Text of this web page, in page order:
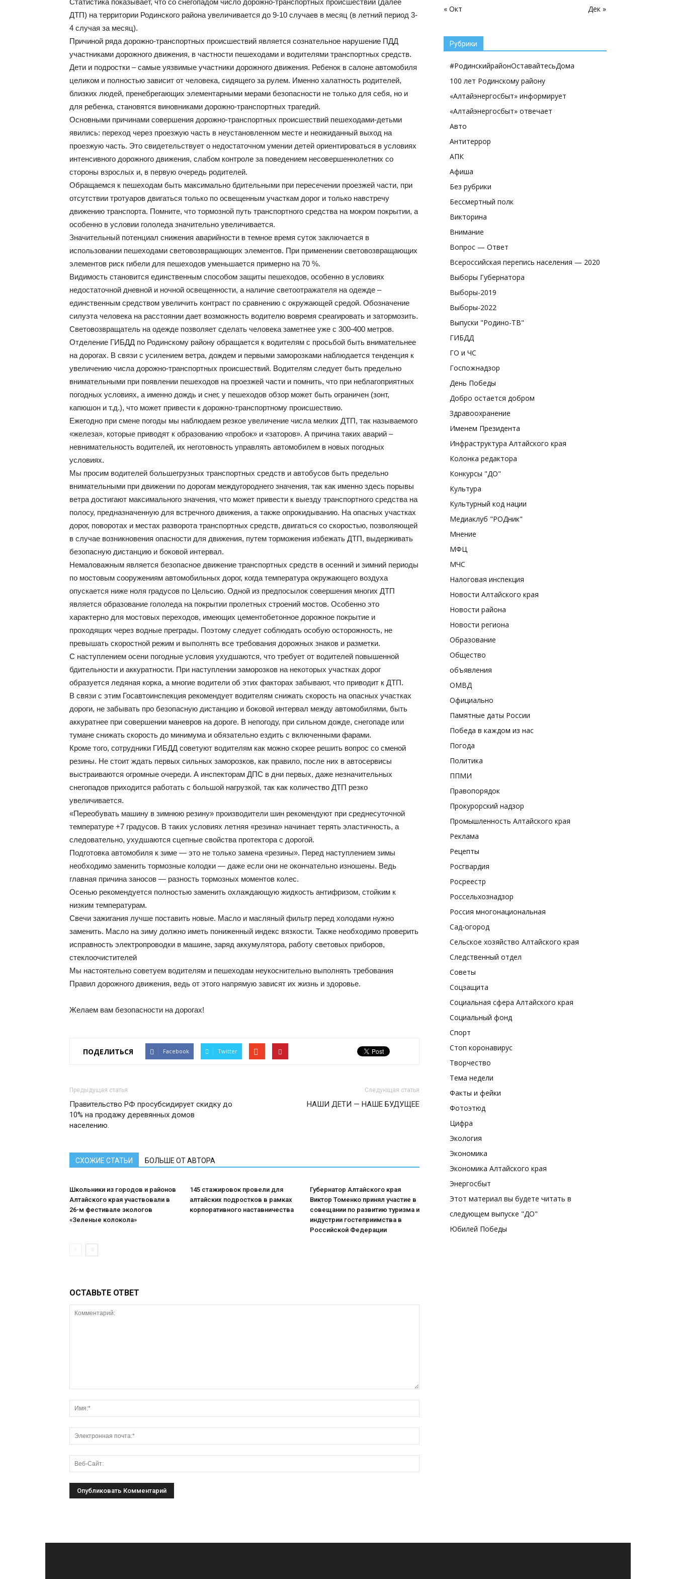
Статистика показывает, что со снегопадом число дорожно-транспортных происшествий (далее
ДТП) на территории Родинского района увеличивается до 9-10 случаев в месяц (в летний период 3-
4 случая за месяц).
Причиной ряда дорожно-транспортных происшествий является сознательное нарушение ПДД
участниками дорожного движения, в частности пешеходами и водителями транспортных средств.
Дети и подростки – самые уязвимые участники дорожного движения. Ребенок в салоне автомобиля
целиком и полностью зависит от человека, сидящего за рулем. Именно халатность родителей,
близких людей, пренебрегающих элементарными мерами безопасности не только для себя, но и
для ребенка, становятся виновниками дорожно-транспортных трагедий.
Основными причинами совершения дорожно-транспортных происшествий пешеходами-детьми
явились: переход через проезжую часть в неустановленном месте и неожиданный выход на
проезжую часть. Это свидетельствует о недостаточном умении детей ориентироваться в условиях
интенсивного дорожного движения, слабом контроле за поведением несовершеннолетних со
стороны взрослых и, в первую очередь родителей.
Обращаемся к пешеходам быть максимально бдительными при пересечении проезжей части, при
отсутствии тротуаров двигаться только по освещенным участкам дорог и только навстречу
движению транспорта. Помните, что тормозной путь транспортного средства на мокром покрытии, а
особенно в условии гололеда значительно увеличивается.
Значительный потенциал снижения аварийности в темное время суток заключается в
использовании пешеходами световозвращающих элементов. При применении световозвращающих
элементов риск гибели для пешеходов уменьшается примерно на 70 %.
Видимость становится единственным способом защиты пешеходов, особенно в условиях
недостаточной дневной и ночной освещенности, а наличие светоотражателя на одежде –
единственным средством увеличить контраст по сравнению с окружающей средой. Обозначение
силуэта человека на расстоянии дает возможность водителю вовремя среагировать и затормозить.
Световозвращатель на одежде позволяет сделать человека заметнее уже с 300-400 метров.
Отделение ГИБДД по Родинскому району обращается к водителям с просьбой быть внимательнее
на дорогах. В связи с усилением ветра, дождем и первыми заморозками наблюдается тенденция к
увеличению числа дорожно-транспортных происшествий. Водителям следует быть предельно
внимательными при появлении пешеходов на проезжей части и помнить, что при неблагоприятных
погодных условиях, а именно дождь и снег, у пешеходов обзор может быть ограничен (зонт,
капюшон и т.д.), что может привести к дорожно-транспортному происшествию.
Ежегодно при смене погоды мы наблюдаем резкое увеличение числа мелких ДТП, так называемого
«железа», которые приводят к образованию «пробок» и «заторов». А причина таких аварий –
невнимательность водителей, их неготовность управлять автомобилем в новых погодных
условиях.
Мы просим водителей большегрузных транспортных средств и автобусов быть предельно
внимательными при движении по дорогам междугороднего значения, так как именно здесь порывы
ветра достигают максимального значения, что может привести к выезду транспортного средства на
полосу, предназначенную для встречного движения, а также опрокидыванию. На опасных участках
дорог, поворотах и местах разворота транспортных средств, двигаться со скоростью, позволяющей
в случае возникновения опасности для движения, путем торможения избежать ДТП, выдерживать
безопасную дистанцию и боковой интервал.
Немаловажным является безопасное движение транспортных средств в осенний и зимний периоды
по мостовым сооружениям автомобильных дорог, когда температура окружающего воздуха
опускается ниже ноля градусов по Цельсию. Одной из предпосылок совершения многих ДТП
является образование гололеда на покрытии пролетных строений мостов. Особенно это
характерно для мостовых переходов, имеющих цементобетонное дорожное покрытие и
проходящих через водные преграды. Поэтому следует соблюдать особую осторожность, не
превышать скоростной режим и выполнять все требования дорожных знаков и разметки.
С наступлением осени погодные условия ухудшаются, что требует от водителей повышенной
бдительности и аккуратности. При наступлении заморозков на некоторых участках дорог
образуется ледяная корка, а многие водители об этих факторах забывают, что приводит к ДТП.
В связи с этим Госавтоинспекция рекомендует водителям снижать скорость на опасных участках
дороги, не забывать про безопасную дистанцию и боковой интервал между автомобилями, быть
аккуратнее при совершении маневров на дороге. В непогоду, при сильном дожде, снегопаде или
тумане снижать скорость до минимума и обязательно ездить с включенными фарами.
Кроме того, сотрудники ГИБДД советуют водителям как можно скорее решить вопрос со сменой
резины. Не стоит ждать первых сильных заморозков, как правило, после них в автосервисы
выстраиваются огромные очереди. А инспекторам ДПС в дни первых, даже незначительных
снегопадов приходится работать с большой нагрузкой, так как количество ДТП резко
увеличивается.
«Переобувать машину в зимнюю резину» производители шин рекомендуют при среднесуточной
температуре +7 градусов. В таких условиях летняя «резина» начинает терять эластичность, а
следовательно, ухудшаются сцепные свойства протектора с дорогой.
Подготовка автомобиля к зиме — это не только замена «резины». Перед наступлением зимы
необходимо заменить тормозные колодки — даже если они не окончательно изношены. Ведь
главная причина заносов — разность тормозных моментов колес.
Осенью рекомендуется полностью заменить охлаждающую жидкость антифризом, стойким к
низким температурам.
Свечи зажигания лучше поставить новые. Масло и масляный фильтр перед холодами нужно
заменить. Масло на зиму должно иметь пониженный индекс вязкости. Также необходимо проверить
исправность электропроводки в машине, заряд аккумулятора, работу световых приборов,
стеклоочистителей
Мы настоятельно советуем водителям и пешеходам неукоснительно выполнять требования
Правил дорожного движения, ведь от этого напрямую зависят их жизнь и здоровье.
Желаем вам безопасности на дорогах!
ПОДЕЛИТЬСЯ Facebook Twitter
Предыдущая статья
Правительство РФ просубсидирует скидку до
10% на продажу деревянных домов
населению.
Следующая статья
НАШИ ДЕТИ — НАШЕ БУДУЩЕЕ
СХОЖИЕ СТАТЬИ БОЛЬШЕ ОТ АВТОРА
Школьники из городов и районов
Алтайского края участвовали в
26-м фестивале экологов
«Зеленые колокола»
145 стажировок провели для
алтайских подростков в рамках
корпоративного наставничества
Губернатор Алтайского края
Виктор Томенко принял участие в
совещании по развитию туризма и
индустрии гостеприимства в
Российской Федерации
ОСТАВЬТЕ ОТВЕТ
« Окт Дек »
Рубрики
#РодинскийрайонОставайтесьДома
100 лет Родинскому району
«Алтайэнергосбыт» информирует
«Алтайэнергосбыт» отвечает
Авто
Антитеррор
АПК
Афиша
Без рубрики
Бессмертный полк
Викторина
Внимание
Вопрос — Ответ
Всероссийская перепись населения — 2020
Выборы Губернатора
Выборы-2019
Выборы-2022
Выпуски "Родино-ТВ"
ГИБДД
ГО и ЧС
Госпожнадзор
День Победы
Добро остается добром
Здравоохранение
Именем Президента
Инфраструктура Алтайского края
Колонка редактора
Конкурсы "ДО"
Культура
Культурный код нации
Медиаклуб "РОДник"
Мнение
МФЦ
МЧС
Налоговая инспекция
Новости Алтайского края
Новости района
Новости региона
Образование
Общество
объявления
ОМВД
Официально
Памятные даты России
Победа в каждом из нас
Погода
Политика
ППМИ
Правопорядок
Прокурорский надзор
Промышленность Алтайского края
Реклама
Рецепты
Росгвардия
Росреестр
Россельхознадзор
Россия многонациональная
Сад-огород
Сельское хозяйство Алтайского края
Следственный отдел
Советы
Соцзащита
Социальная сфера Алтайского края
Социальный фонд
Спорт
Стоп коронавирус
Творчество
Тема недели
Факты и фейки
Фотоэтюд
Цифра
Экология
Экономика
Экономика Алтайского края
Энергосбыт
Этот материал вы будете читать в
следующем выпуске "ДО"
Юбилей Победы